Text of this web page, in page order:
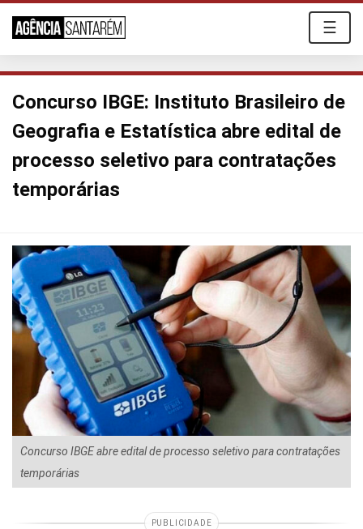
☰
Concurso IBGE: Instituto Brasileiro de
Geografia e Estatística abre edital de
processo seletivo para contratações
temporárias
Concurso IBGE abre edital de processo seletivo para contratações
temporárias
PUBLICIDADE